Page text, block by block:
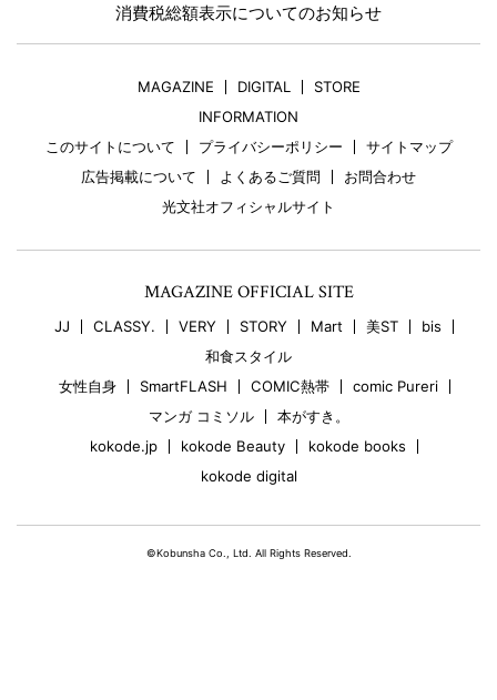
消費税総額表示についてのお知らせ
MAGAZINE DIGITAL
STORE
INFORMATION
このサイトについて
プライバシーポリシー
サイトマップ
広告掲載について
よくあるご質問
お問合わせ
光文社オフィシャルサイト
MAGAZINE OFFICIAL SITE
JJ CLASSY. VERY STORY Mart 美ST
bis
和食スタイル
女性自身
SmartFLASH COMIC熱帯
comic Pureri
マンガ コミソル
本がすき。
kokode.jp
kokode Beauty
kokode books
kokode digital
©Kobunsha Co., Ltd. All Rights Reserved.